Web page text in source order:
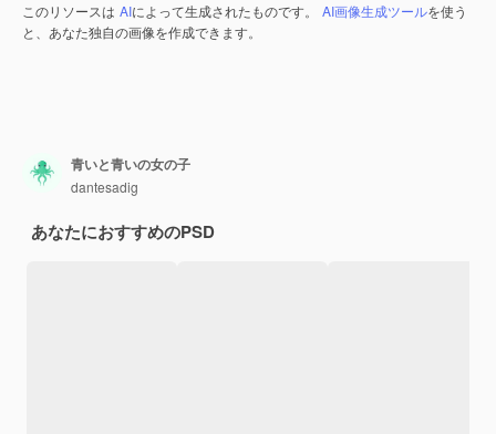
このリソースは AIによって生成されたものです。 AI画像生成ツールを使う
と、あなた独自の画像を作成できます。
青いと青いの女の子
dantesadig
あなたにおすすめのPSD